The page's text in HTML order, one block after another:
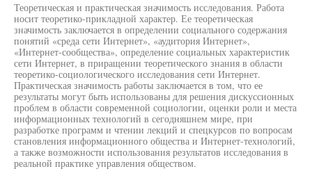
Теоретическая и практическая значимость исследования. Работа
носит теоретико-прикладной характер. Ее теоретическая
значимость заключается в определении социального содержания
понятий «среда сети Интернет», «аудитория Интернет»,
«Интернет-сообщества», определение социальных характеристик
сети Интернет, в приращении теоретического знания в области
теоретико-социологического исследования сети Интернет.
Практическая значимость работы заключается в том, что ее
результаты могут быть использованы для решения дискуссионных
проблем в области современной социологии, оценки роли и места
информационных технологий в сегодняшнем мире, при
разработке программ и чтении лекций и спецкурсов по вопросам
становления информационного общества и Интернет-технологий,
а также возможности использования результатов исследования в
реальной практике управления обществом.